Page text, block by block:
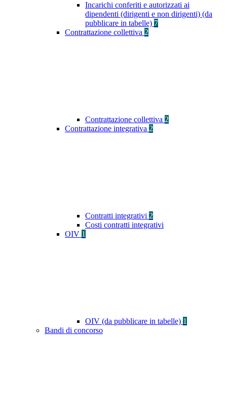
Incarichi conferiti e autorizzati ai
dipendenti (dirigenti e non dirigenti) (da
pubblicare in tabelle) 7
Contrattazione collettiva 2
Contrattazione collettiva 2
Contrattazione integrativa 2
Contratti integrativi 2
Costi contratti integrativi
OIV 1
OIV (da pubblicare in tabelle) 1
Bandi di concorso